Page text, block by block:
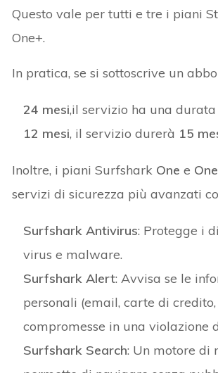
Questo vale per tutti e tre i piani
One+.
In pratica, se si sottoscrive un
24 mesi,il servizio ha una
12 mesi, il servizio durerà 15
Inoltre, i piani Surfshark One e
servizi di sicurezza più avanzati
Surfshark Antivirus: Protegge i
virus e malware.
Surfshark Alert: Avvisa se le
personali (email, carte di credito,
compromesse in una violazione
Surfshark Search: Un motore di